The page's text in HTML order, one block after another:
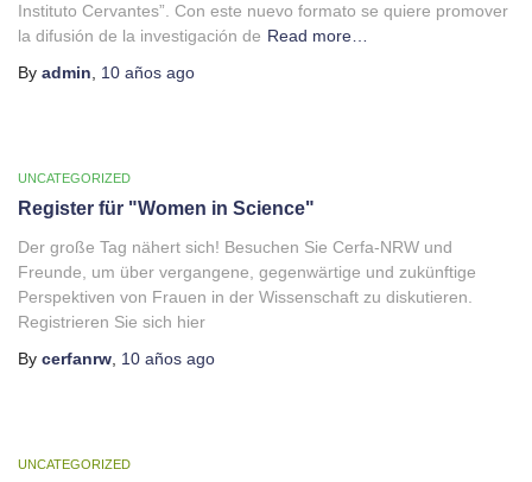
Instituto Cervantes”. Con este nuevo formato se quiere promover
la difusión de la investigación de Read more…
By admin, 10 años ago
UNCATEGORIZED
Register für "Women in Science"
Der große Tag nähert sich! Besuchen Sie Cerfa-NRW und
Freunde, um über vergangene, gegenwärtige und zukünftige
Perspektiven von Frauen in der Wissenschaft zu diskutieren.
Registrieren Sie sich hier
By cerfanrw, 10 años ago
UNCATEGORIZED